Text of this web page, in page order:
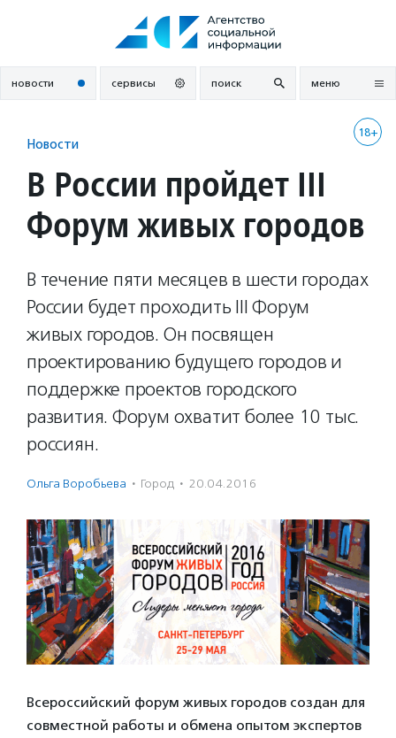
новости сервисы поиск меню
18+
Новости
В России пройдет III
Форум живых городов
В течение пяти месяцев в шести городах
России будет проходить III Форум
живых городов. Он посвящен
проектированию будущего городов и
поддержке проектов городского
развития. Форум охватит более 10 тыс.
россиян.
Ольга Воробьева · Город · 20.04.2016
Всероссийский форум живых городов создан для
совместной работы и обмена опытом экспертов